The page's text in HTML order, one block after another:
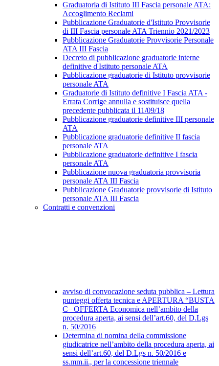
Graduatoria di Istituto III Fascia personale ATA:
Accoglimento Reclami
Pubblicazione Graduatorie d'Istituto Provvisorie
di III Fascia personale ATA Triennio 2021/2023
Pubblicazione Graduatorie Provvisorie Personale
ATA III Fascia
Decreto di pubblicazione graduatorie interne
definitive d'Istituto personale ATA
Pubblicazione graduatorie di Istituto provvisorie
personale ATA
Graduatorie di Istituto definitive I Fascia ATA -
Errata Corrige annulla e sostituisce quella
precedente pubblicata il 11/09/18
Pubblicazione graduatorie definitive III personale
ATA
Pubblicazione graduatorie definitive II fascia
personale ATA
Pubblicazione graduatorie definitive I fascia
personale ATA
Pubblicazione nuova graduatoria provvisoria
personale ATA III Fascia
Pubblicazione Graduatorie provvisorie di Istituto
personale ATA III Fascia
Contratti e convenzioni
avviso di convocazione seduta pubblica – Lettura
punteggi offerta tecnica e APERTURA “BUSTA
C– OFFERTA Economica nell’ambito della
procedura aperta, ai sensi dell’art.60, del D.Lgs
n. 50/2016
Determina di nomina della commissione
giudicatrice nell’ambito della procedura aperta, ai
sensi dell’art.60, del D.Lgs n. 50/2016 e
ss.mm.ii., per la concessione triennale